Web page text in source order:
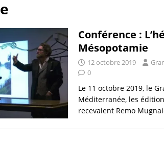
Conférence :
Mésopotamie
12 octobre 2019
0
Le 11 octobre 2019, le
Méditerranée, les
recevaient Remo